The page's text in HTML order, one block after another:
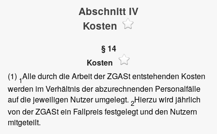
Abschnitt IV
Kosten
§ 14
Kosten
(1) 1Alle durch die Arbeit der ZGASt entstehenden Kosten
werden im Verhältnis der abzurechnenden Personalfälle
auf die jeweiligen Nutzer umgelegt. 2Hierzu wird jährlich
von der ZGASt ein Fallpreis festgelegt und den Nutzern
mitgeteilt.